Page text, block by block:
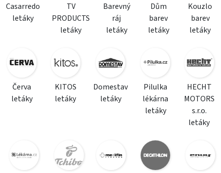
Casarredo
letáky
TV
PRODUCTS
letáky
Barevný
ráj
letáky
Dům
barev
letáky
Kouzlo
barev
letáky
Červa
letáky
KITOS
letáky
Domestav
letáky
Pilulka
lékárna
letáky
HECHT
MOTORS
s.r.o.
letáky